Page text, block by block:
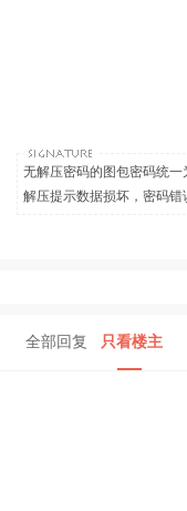
无解压密码的图包密码统一
解压提示数据损坏，密码错
全部回复 只看楼主